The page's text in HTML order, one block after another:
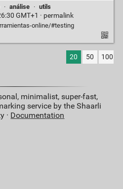
· análise · utils
GMT+1 · permalink
online/#testing
20 50 100
minimalist, super-fast,
service by the Shaarli
· Documentation